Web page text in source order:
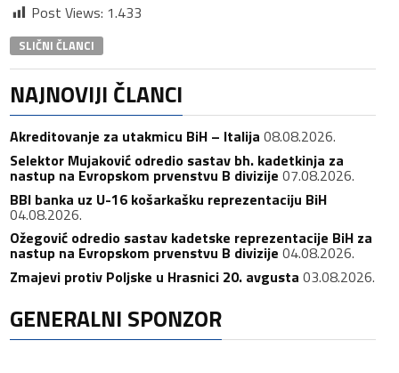
Post Views: 1.433
SLIČNI ČLANCI
NAJNOVIJI ČLANCI
Akreditovanje za utakmicu BiH – Italija 08.08.2026.
Selektor Mujaković odredio sastav bh. kadetkinja za
nastup na Evropskom prvenstvu B divizije 07.08.2026.
BBI banka uz U-16 košarkašku reprezentaciju BiH
04.08.2026.
Ožegović odredio sastav kadetske reprezentacije BiH za
nastup na Evropskom prvenstvu B divizije 04.08.2026.
Zmajevi protiv Poljske u Hrasnici 20. avgusta 03.08.2026.
GENERALNI SPONZOR